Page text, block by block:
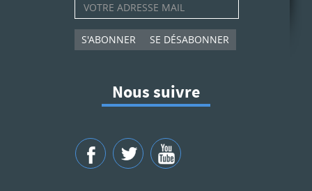
S'ABONNER SE DÉSABONNER
Nous suivre